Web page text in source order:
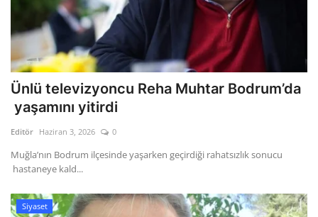
İletişim
Asayiş
Gizlilik Politikası
Reklam ve İşbirliği
Bodrum Trafik Yoğunluk Haritası
Ünlü televizyoncu Reha Muhtar Bodrum’da
yaşamını yitirdi
Editör Haziran 3, 2026 0
Muğla’nın Bodrum ilçesinde yaşarken geçirdiği rahatsızlık sonucu
hastaneye kald...
Siyaset